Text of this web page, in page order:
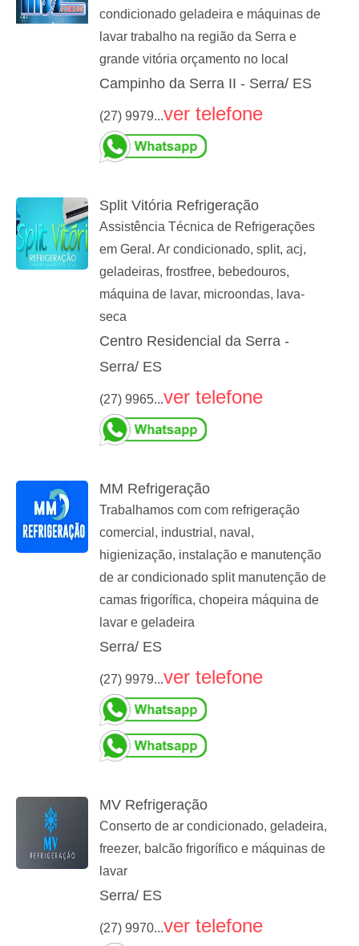
condicionado geladeira e máquinas de
lavar trabalho na região da Serra e
grande vitória orçamento no local
Campinho da Serra II - Serra/ ES
(27) 9979...ver telefone
Split Vitória Refrigeração
Assistência Técnica de Refrigerações
em Geral. Ar condicionado, split, acj,
geladeiras, frostfree, bebedouros,
máquina de lavar, microondas, lava-
seca
Centro Residencial da Serra -
Serra/ ES
(27) 9965...ver telefone
MM Refrigeração
Trabalhamos com com refrigeração
comercial, industrial, naval,
higienização, instalação e manutenção
de ar condicionado split manutenção de
camas frigorífica, chopeira máquina de
lavar e geladeira
Serra/ ES
(27) 9979...ver telefone
MV Refrigeração
Conserto de ar condicionado, geladeira,
freezer, balcão frigorífico e máquinas de
lavar
Serra/ ES
(27) 9970...ver telefone